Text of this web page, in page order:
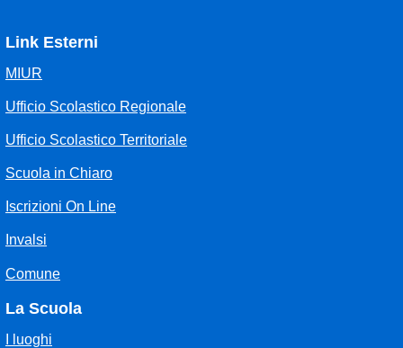
Link Esterni
MIUR
Ufficio Scolastico Regionale
Ufficio Scolastico Territoriale
Scuola in Chiaro
Iscrizioni On Line
Invalsi
Comune
La Scuola
I luoghi